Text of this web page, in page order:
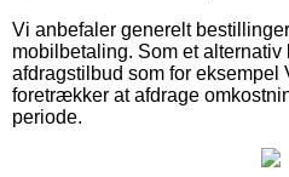
Vi anbefaler generelt
mobilbetaling. Som et alternativ
afdragstilbud som for eksempel
foretrækker at afdrage
periode.